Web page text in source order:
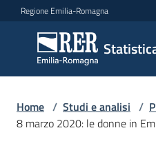
Vai al contenuto
Vai alla navigazione
Vai al footer
Regione Emilia-Romagna
Statistica
Novità
Home / Studi e analisi /
8 marzo 2020: le donne in